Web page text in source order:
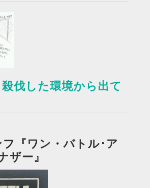
殺伐した環境から出て
『ワン・バトル･ア
ザー』